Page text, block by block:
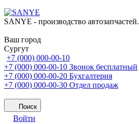
SANYE - производство автозапчастей.
Ваш город
Сургут
+7 (000) 000-00-10
+7 (000) 000-00-10 Звонок бесплатный
+7 (000) 000-00-20 Бухгалтерия
+7 (000) 000-00-30 Отдел продаж
Поиск
Войти